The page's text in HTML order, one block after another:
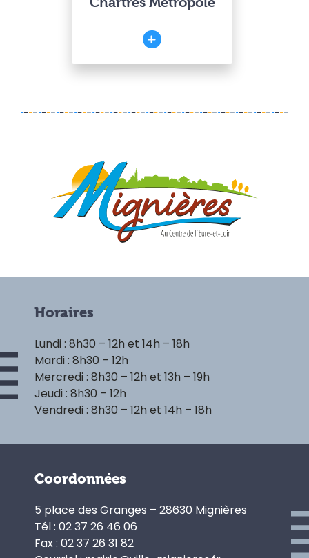
Horaires
Lundi : 8h30 – 12h et 14h – 18h
Mardi : 8h30 – 12h
Mercredi : 8h30 – 12h et 13h – 19h
Jeudi : 8h30 – 12h
Vendredi : 8h30 – 12h et 14h – 18h
Coordonnées
5 place des Granges – 28630 Mignières
Tél : 02 37 26 46 06
Fax : 02 37 26 31 82